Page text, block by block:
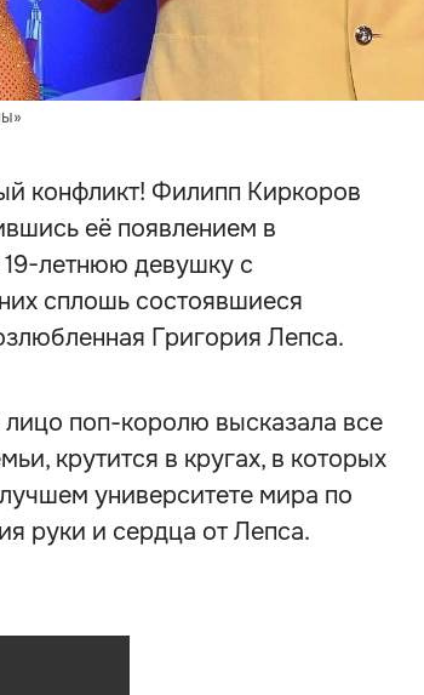
конфликт! Филипп Киркоров
её появлением в
летнюю девушку с
сплошь состоявшиеся
Григория Лепса.
поп-королю высказала все
крутится в кругах, в которых
университете мира по
руки и сердца от Лепса.